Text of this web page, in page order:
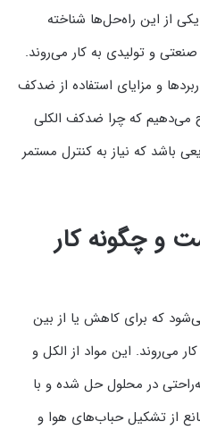
از این راه‌حل‌ها شناخته
و تولیدی به کار می‌روند.
و مزایای استفاده از ضدکف
می‌دهیم که چرا ضدکف الکلی
باشد که نیاز به کنترل مستمر
و چگونه کار
که برای کاهش یا از بین
می‌روند. این مواد از الکل و
در محلول حل شده و با
از تشکیل حباب‌های هوا و